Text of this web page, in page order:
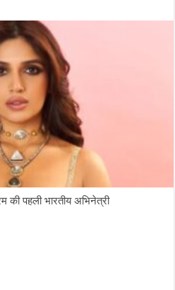
की पहली भारतीय अभिनेत्री